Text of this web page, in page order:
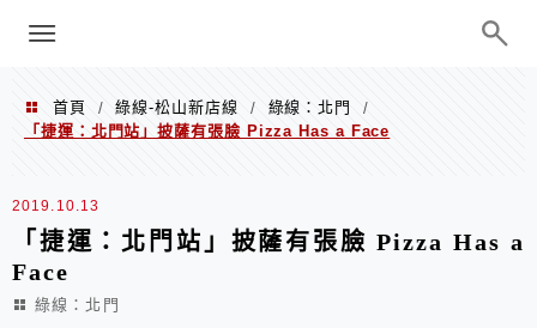
巧、世界走透透
menu
首頁 / 綠線-松山新店線 / 綠線：北門
/
「捷運：北門站」披薩有張臉 Pizza Has a Face
2019.10.13
「捷運：北門站」披薩有張臉 Pizza Has a
Face
綠線：北門